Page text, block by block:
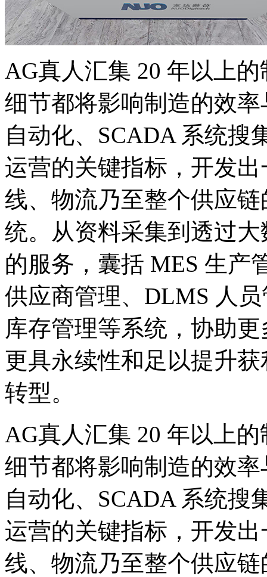
AG真人汇集 20 年以上
细节都将影响制造的效
自动化、SCADA 系统搜
运营的关键指标，开发
线、物流乃至整个供应
统。从资料采集到透过
的服务，囊括 MES 生产
供应商管理、DLMS 人
库存管理等系统，协助
更具永续性和足以提升
转型。
AG真人汇集 20 年以上
细节都将影响制造的效
自动化、SCADA 系统搜
运营的关键指标，开发
线、物流乃至整个供应